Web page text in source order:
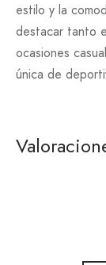
estilo y la
destacar tanto
ocasiones
única de